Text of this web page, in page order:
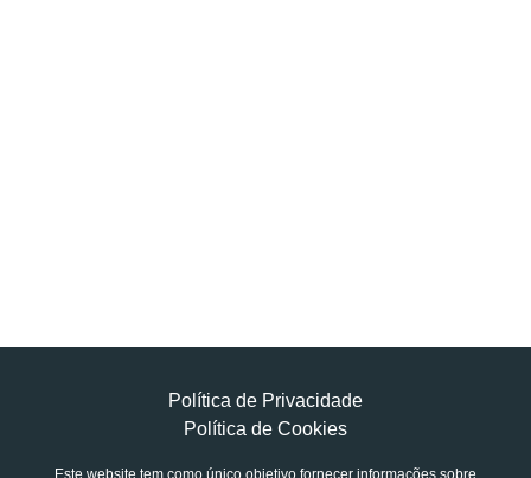
Política de Privacidade
Política de Cookies
Este website tem como único objetivo fornecer informações sobre